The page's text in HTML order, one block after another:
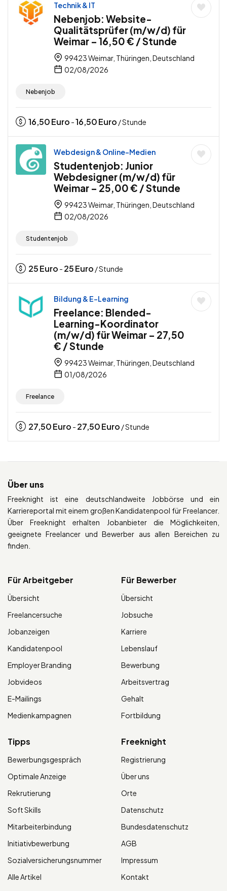
Technik & IT
Nebenjob: Website-
Qualitätsprüfer (m/w/d) für
Weimar – 16,50 € / Stunde
99423 Weimar, Thüringen, Deutschland
02/08/2026
Nebenjob
16,50Euro -16,50Euro / Stunde
Webdesign & Online-Medien
Studentenjob: Junior
Webdesigner (m/w/d) für
Weimar – 25,00 € / Stunde
99423 Weimar, Thüringen, Deutschland
02/08/2026
Studentenjob
25Euro - 25Euro / Stunde
Bildung & E-Learning
Freelance: Blended-
Learning-Koordinator
(m/w/d) für Weimar – 27,50
€ / Stunde
99423 Weimar, Thüringen, Deutschland
01/08/2026
Freelance
27,50Euro - 27,50Euro / Stunde
Über uns
Freeknight ist eine deutschlandweite Jobbörse und ein
Karriereportal mit einem großen Kandidatenpool für Freelancer.
Über Freeknight erhalten Jobanbieter die Möglichkeiten,
geeignete Freelancer und Bewerber aus allen Bereichen zu
finden.
Für Arbeitgeber
Übersicht
Freelancersuche
Jobanzeigen
Kandidatenpool
Employer Branding
Jobvideos
E-Mailings
Medienkampagnen
Für Bewerber
Übersicht
Jobsuche
Karriere
Lebenslauf
Bewerbung
Arbeitsvertrag
Gehalt
Fortbildung
Tipps
Bewerbungsgespräch
Optimale Anzeige
Rekrutierung
Soft Skills
Mitarbeiterbindung
Initiativbewerbung
Sozialversicherungsnummer
Alle Artikel
Freeknight
Registrierung
Über uns
Orte
Datenschutz
Bundesdatenschutz
AGB
Impressum
Kontakt